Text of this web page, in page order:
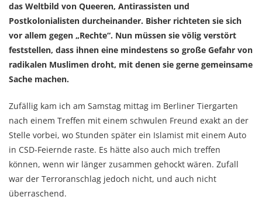
das Weltbild von Queeren, Antirassisten und
Postkolonialisten durcheinander. Bisher richteten sie sich
vor allem gegen „Rechte“. Nun müssen sie völig verstört
feststellen, dass ihnen eine mindestens so große Gefahr von
radikalen Muslimen droht, mit denen sie gerne gemeinsame
Sache machen.
Zufällig kam ich am Samstag mittag im Berliner Tiergarten
nach einem Treffen mit einem schwulen Freund exakt an der
Stelle vorbei, wo Stunden später ein Islamist mit einem Auto
in CSD-Feiernde raste. Es hätte also auch mich treffen
können, wenn wir länger zusammen gehockt wären. Zufall
war der Terroranschlag jedoch nicht, und auch nicht
überraschend.